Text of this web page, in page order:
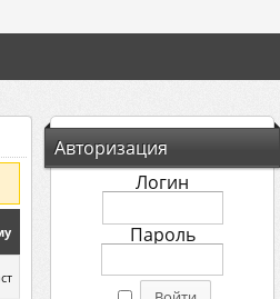
Авторизация
Логин
Пароль